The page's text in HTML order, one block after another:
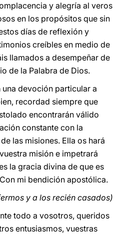
y alegría al veros
en los propósitos que sin
días de reflexión y
creíbles en medio de
llamados a desempeñar de
de la Palabra de Dios.
una devoción particular a
recordad siempre que
encontrarán válido
constante con la
las misiones. Ella os hará
misión e impetrará
la gracia divina de que es
mi bendición apostólica.
y a los recién casados)
todo a vosotros, queridos
entusiasmos, vuestras